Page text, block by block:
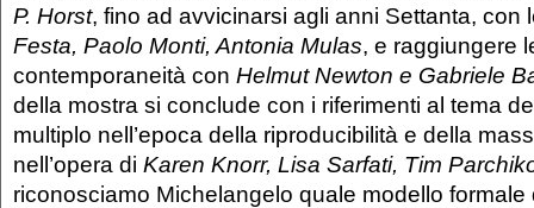
P. Horst, fino ad avvicinarsi agli anni Settanta, con
Festa, Paolo Monti, Antonia Mulas, e raggiungere
contemporaneità con Helmut Newton e Gabriele
della mostra si conclude con i riferimenti al tema
multiplo nell’epoca della riproducibilità e della
nell’opera di Karen Knorr, Lisa Sarfati, Tim
riconosciamo Michelangelo quale modello formale